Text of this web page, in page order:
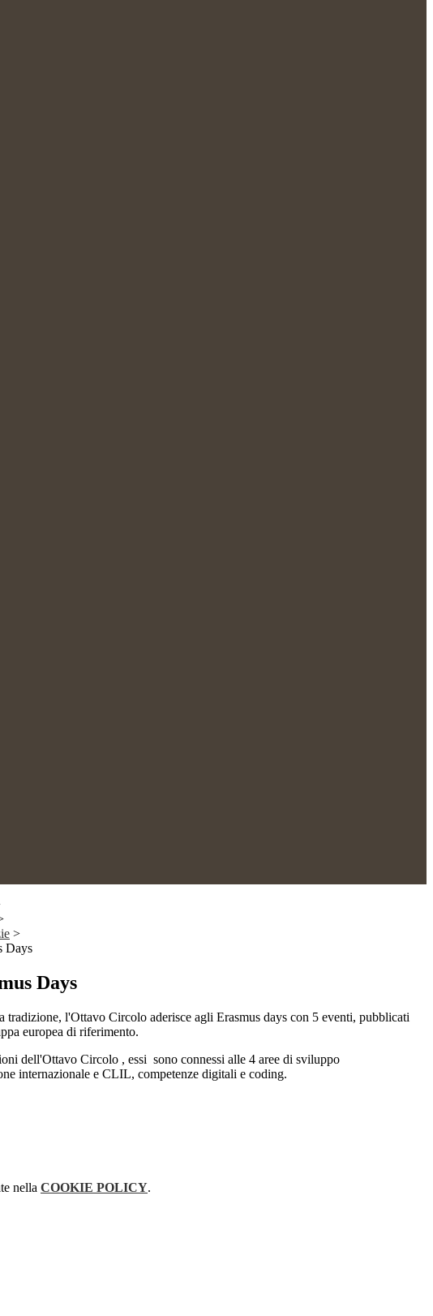
>
Days
Days
tradizione, l'Ottavo Circolo aderisce agli Erasmus days con 5 eventi, pubblicati
europea di riferimento.
dell'Ottavo Circolo , essi sono connessi alle 4 aree di sviluppo
internazionale e CLIL, competenze digitali e coding.
nella COOKIE POLICY.